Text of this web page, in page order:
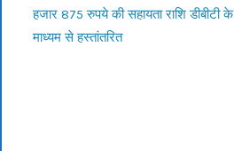
हजार 875 रुपये की सहायता राशि डीबीटी के
माध्यम से हस्तांतरित